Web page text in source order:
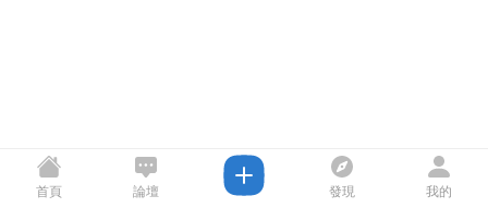
首頁 論壇 發現 我的